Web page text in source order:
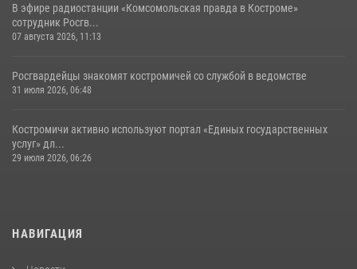
В эфире радиостанции «Комсомольская правда в Костроме»
сотрудник Росгв...
07 августа 2026, 11:13
Росгвардейцы знакомят костромичей со службой в ведомстве
31 июля 2026, 06:48
Костромичи активно используют портал «Единых государственных
услуг» дл...
29 июля 2026, 06:26
НАВИГАЦИЯ